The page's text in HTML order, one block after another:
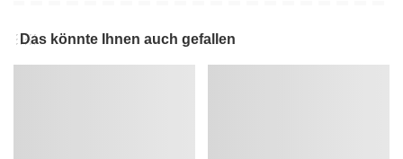
Das könnte Ihnen auch gefallen